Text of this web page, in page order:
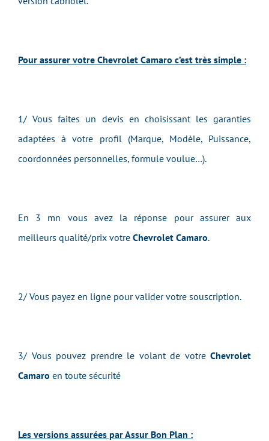
Pour assurer votre Chevrolet Camaro c’est très simple :
1/ Vous faites un devis en choisissant les garanties
adaptées à votre profil (Marque, Modèle, Puissance,
coordonnées personnelles, formule voulue…).
En 3 mn vous avez la réponse pour assurer aux
meilleurs qualité/prix votre Chevrolet Camaro.
2/ Vous payez en ligne pour valider votre souscription.
3/ Vous pouvez prendre le volant de votre Chevrolet
Camaro en toute sécurité
Les versions assurées par Assur Bon Plan :